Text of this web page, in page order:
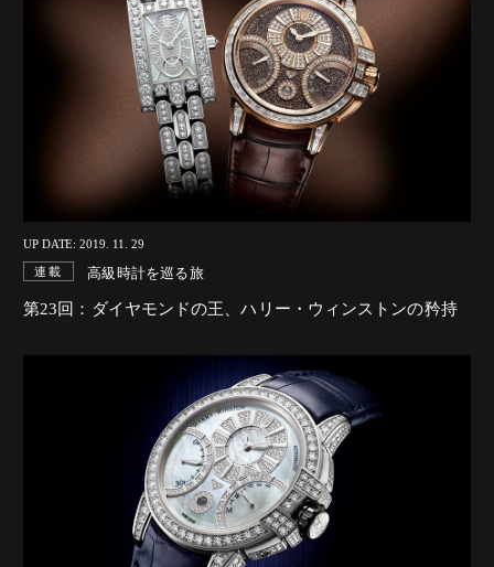
UP DATE: 2019. 11. 29
連載 高級時計を巡る旅
第23回：ダイヤモンドの王、ハリー・ウィンストンの矜持